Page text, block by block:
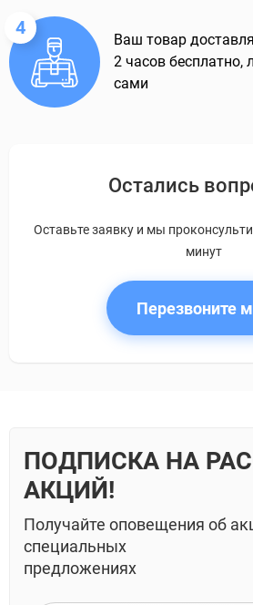
4
Ваш товар
2 часов бесплатно,
сами
Остались
Оставьте заявку и мы
минут
Перезвоните
ПОДПИСКА НА
АКЦИЙ!
Получайте оповещения об
специальных
предложениях